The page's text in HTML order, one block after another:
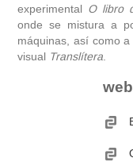
experimental O libro
onde se mistura a
máquinas, así como
visual Translítera